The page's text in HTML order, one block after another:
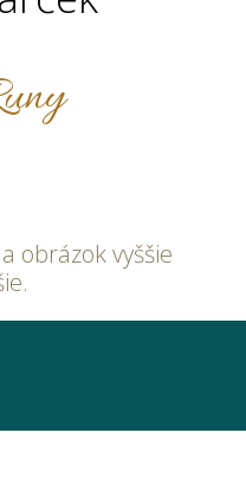
obrázok vyššie